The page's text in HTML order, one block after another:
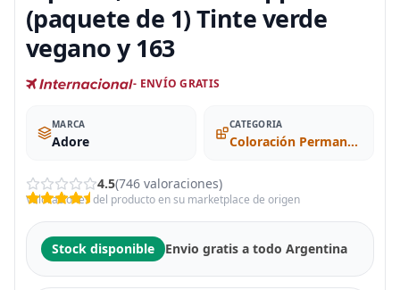
(paquete de 1) Tinte verde
vegano y 163
- ENVÍO GRATIS
MARCA
Adore
CATEGORIA
Coloración Permanente
4.5(746 valoraciones)
Valoraciones del producto en su marketplace de origen
Stock disponible Envio gratis a todo Argentina